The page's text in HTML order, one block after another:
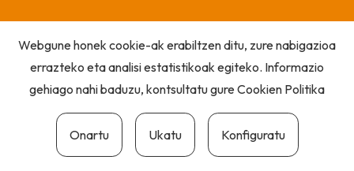
Webgune honek cookie-ak erabiltzen ditu, zure nabigazioa
errazteko eta analisi estatistikoak egiteko. Informazio
gehiago nahi baduzu, kontsultatu gureCookien Politika
Onartu Ukatu Konfiguratu